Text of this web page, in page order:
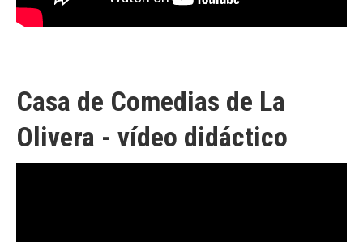
Casa de Comedias de La
Olivera - vídeo didáctico